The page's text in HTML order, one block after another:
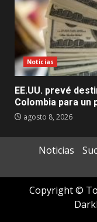
Noticias
EE.UU. prevé
Colombia para un
agosto 8, 2026
Noticias
Copyright ©